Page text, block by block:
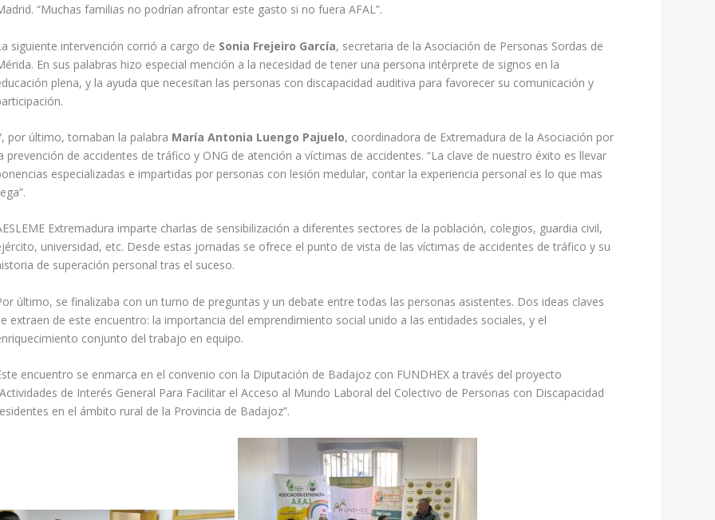
“Muchas familias no podrían afrontar este gasto si no fuera AFAL”.
siguiente intervención corrió a cargo de Sonia Frejeiro García, secretaria de la Asociación de Personas Sordas de
En sus palabras hizo especial mención a la necesidad de tener una persona intérprete de signos en la
plena, y la ayuda que necesitan las personas con discapacidad auditiva para favorecer su comunicación y
por último, tomaban la palabra María Antonia Luengo Pajuelo, coordinadora de Extremadura de la Asociación por
prevención de accidentes de tráfico y ONG de atención a víctimas de accidentes. “La clave de nuestro éxito es llevar
especializadas e impartidas por personas con lesión medular, contar la experiencia personal es lo que mas
Extremadura imparte charlas de sensibilización a diferentes sectores de la población, colegios, guardia civil,
universidad, etc. Desde estas jornadas se ofrece el punto de vista de las víctimas de accidentes de tráfico y su
de superación personal tras el suceso.
último, se finalizaba con un turno de preguntas y un debate entre todas las personas asistentes. Dos ideas claves
extraen de este encuentro: la importancia del emprendimiento social unido a las entidades sociales, y el
conjunto del trabajo en equipo.
encuentro se enmarca en el convenio con la Diputación de Badajoz con FUNDHEX a través del proyecto
de Interés General Para Facilitar el Acceso al Mundo Laboral del Colectivo de Personas con Discapacidad
en el ámbito rural de la Provincia de Badajoz”.